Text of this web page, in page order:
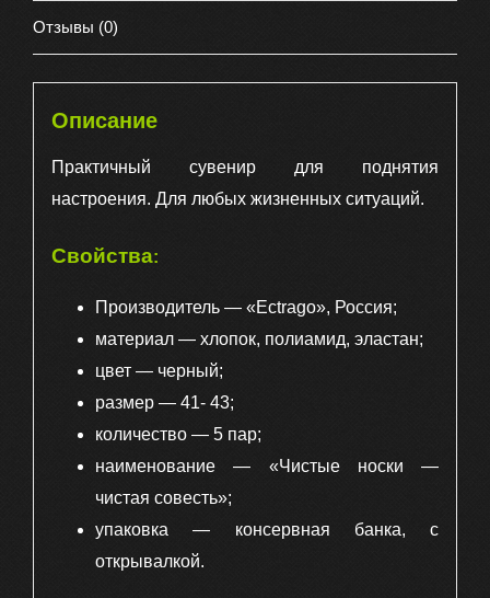
совесть
Отзывы (0)
Описание
Практичный сувенир для поднятия
настроения. Для любых жизненных ситуаций.
Свойства:
Производитель — «Ectrago», Россия;
материал — хлопок, полиамид, эластан;
цвет — черный;
размер — 41- 43;
количество — 5 пар;
наименование — «Чистые носки —
чистая совесть»;
упаковка — консервная банка, с
открывалкой.